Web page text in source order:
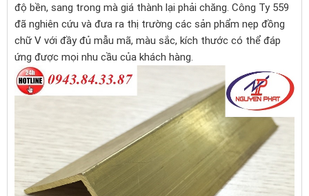
độ bền, sang trong mà giá thành lại phải chăng. Công Ty 559
đã nghiên cứu và đưa ra thị trường các sản phẩm nẹp đồng
chữ V với đầy đủ mẫu mã, màu sắc, kích thước có thể đáp
ứng được mọi nhu cầu của khách hàng.